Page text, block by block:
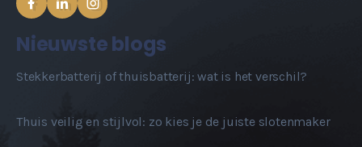
Nieuwste blogs
Stekkerbatterij of thuisbatterij: wat is het verschil?
Thuis veilig en stijlvol: zo kies je de juiste slotenmaker